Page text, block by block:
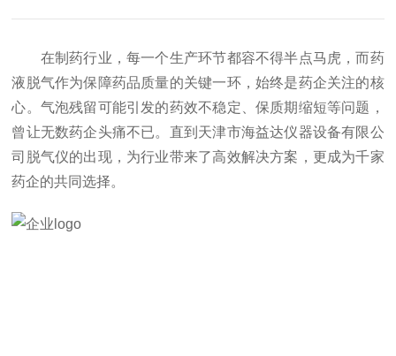
在制药行业，每一个生产环节都容不得半点马虎，而药
液脱气作为保障药品质量的关键一环，始终是药企关注的核
心。气泡残留可能引发的药效不稳定、保质期缩短等问题，
曾让无数药企头痛不已。直到天津市海益达仪器设备有限公
司脱气仪的出现，为行业带来了高效解决方案，更成为千家
药企的共同选择。